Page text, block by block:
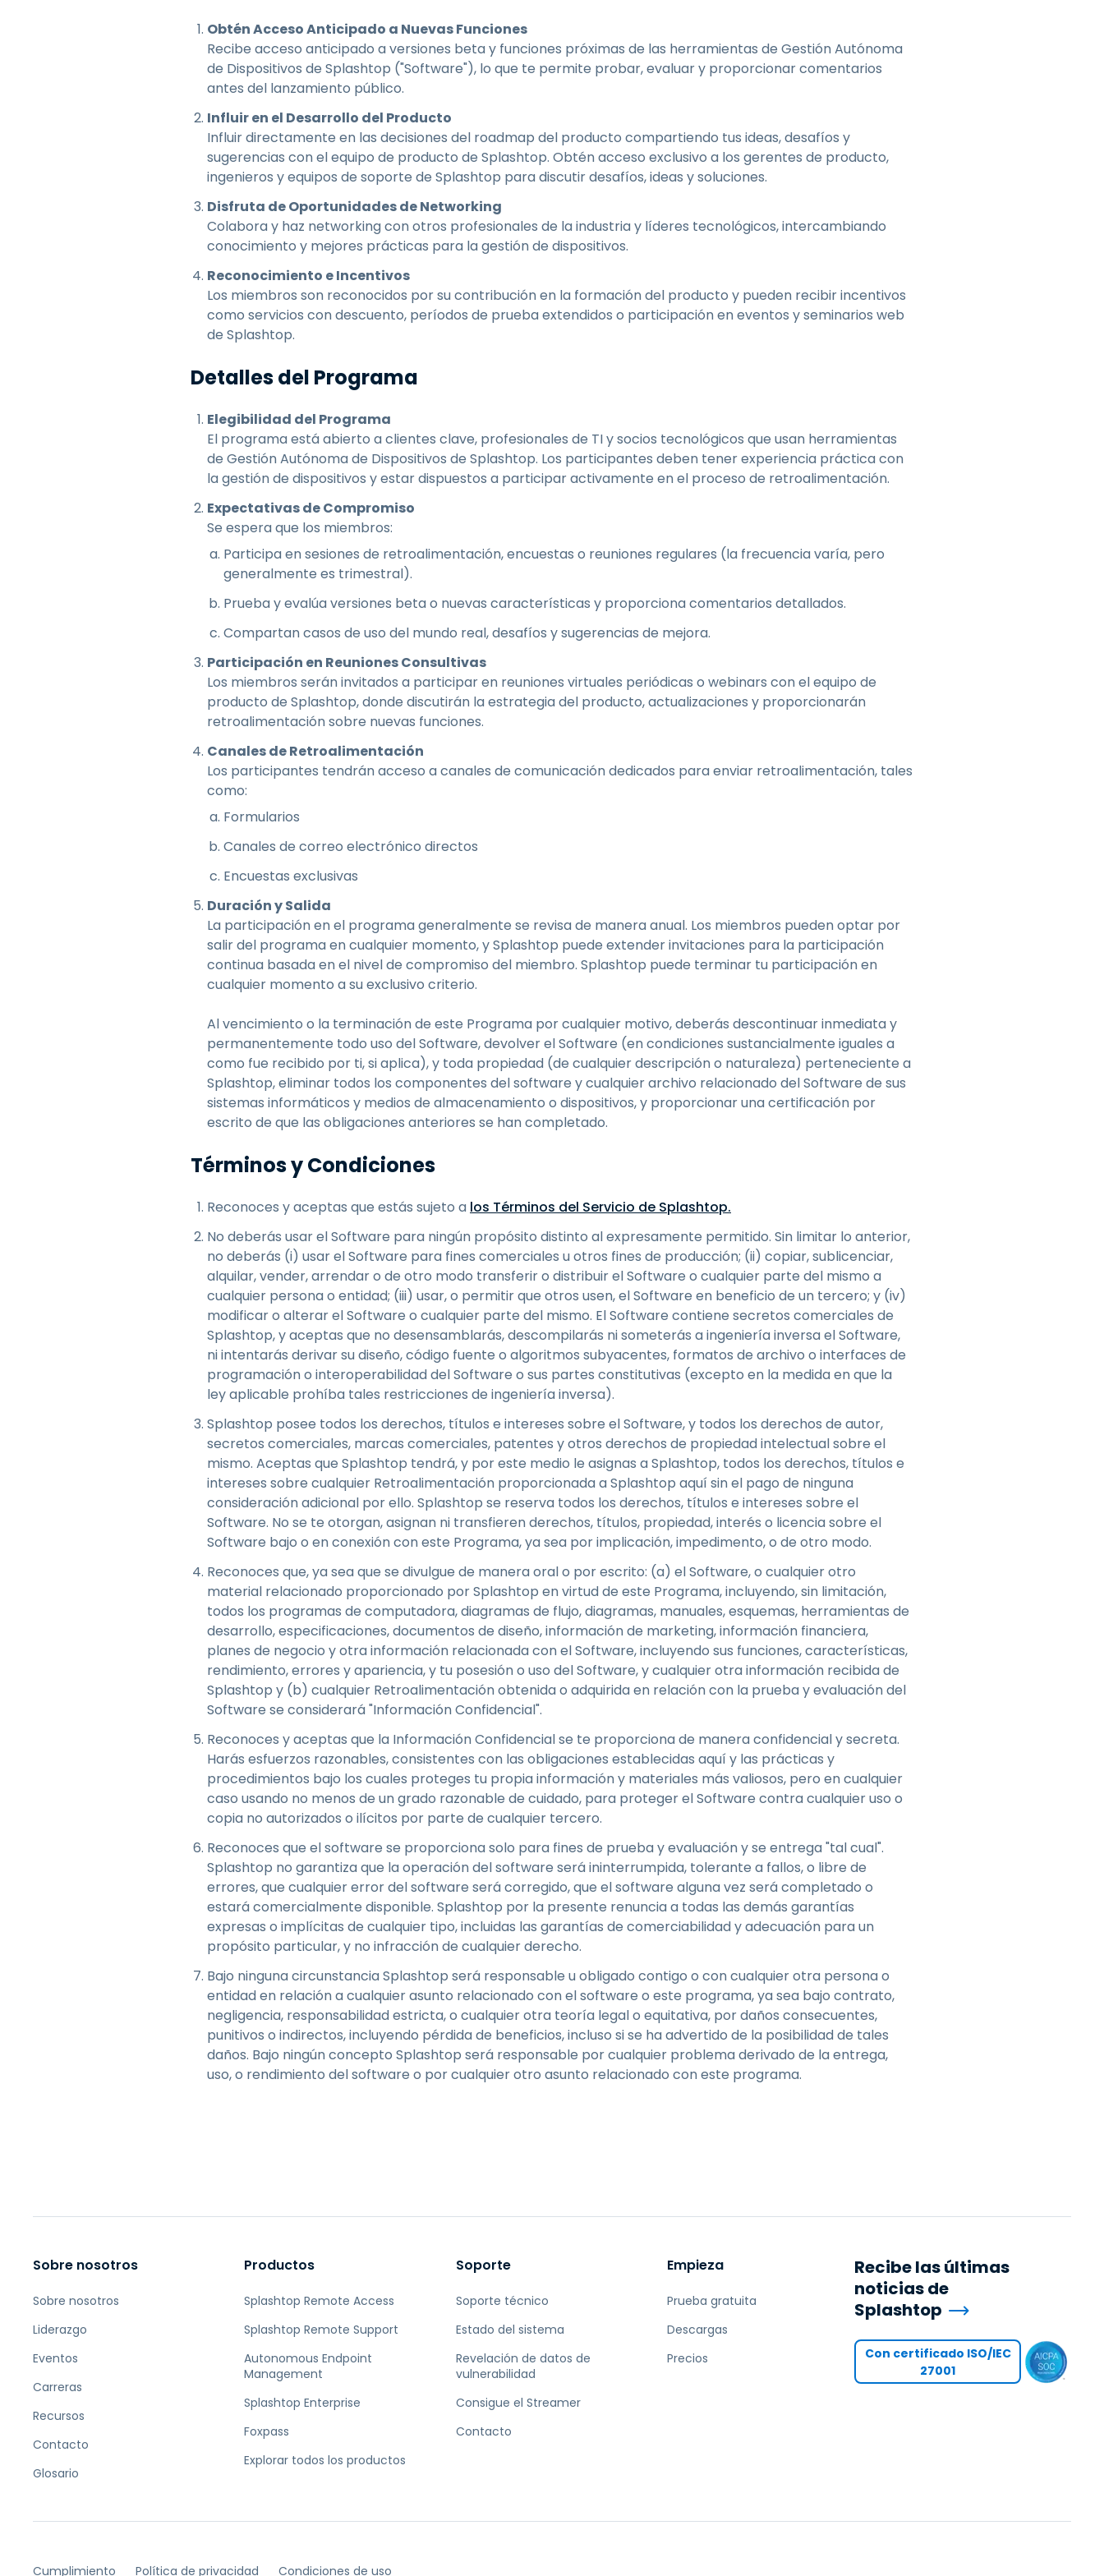
Acceso remoto a través
de RDP/SSH/VNC
Teletrabajar con Wacom
Seguridad del punto final
Explorar todas las
Explorar todos los
한국어
ภาษาไทย
Obtén Acceso Anticipado a Nuevas Funciones
Recibe acceso anticipado a versiones beta y funciones próximas de las herramientas de Gestión Autónoma
de Dispositivos de Splashtop ("Software"), lo que te permite probar, evaluar y proporcionar comentarios
antes del lanzamiento público.
Influir en el Desarrollo del Producto
Influir directamente en las decisiones del roadmap del producto compartiendo tus ideas, desafíos y
sugerencias con el equipo de producto de Splashtop. Obtén acceso exclusivo a los gerentes de producto,
ingenieros y equipos de soporte de Splashtop para discutir desafíos, ideas y soluciones.
Disfruta de Oportunidades de Networking
Colabora y haz networking con otros profesionales de la industria y líderes tecnológicos, intercambiando
conocimiento y mejores prácticas para la gestión de dispositivos.
Reconocimiento e Incentivos
Los miembros son reconocidos por su contribución en la formación del producto y pueden recibir incentivos
como servicios con descuento, períodos de prueba extendidos o participación en eventos y seminarios web
de Splashtop.
Detalles del Programa
Elegibilidad del Programa
El programa está abierto a clientes clave, profesionales de TI y socios tecnológicos que usan herramientas
de Gestión Autónoma de Dispositivos de Splashtop. Los participantes deben tener experiencia práctica con
la gestión de dispositivos y estar dispuestos a participar activamente en el proceso de retroalimentación.
Expectativas de Compromiso
Se espera que los miembros:
Participa en sesiones de retroalimentación, encuestas o reuniones regulares (la frecuencia varía, pero
generalmente es trimestral).
Prueba y evalúa versiones beta o nuevas características y proporciona comentarios detallados.
Compartan casos de uso del mundo real, desafíos y sugerencias de mejora.
Participación en Reuniones Consultivas
Los miembros serán invitados a participar en reuniones virtuales periódicas o webinars con el equipo de
producto de Splashtop, donde discutirán la estrategia del producto, actualizaciones y proporcionarán
retroalimentación sobre nuevas funciones.
Canales de Retroalimentación
Los participantes tendrán acceso a canales de comunicación dedicados para enviar retroalimentación, tales
como:
Formularios
Canales de correo electrónico directos
Encuestas exclusivas
Duración y Salida
La participación en el programa generalmente se revisa de manera anual. Los miembros pueden optar por
salir del programa en cualquier momento, y Splashtop puede extender invitaciones para la participación
continua basada en el nivel de compromiso del miembro. Splashtop puede terminar tu participación en
cualquier momento a su exclusivo criterio.
Al vencimiento o la terminación de este Programa por cualquier motivo, deberás descontinuar inmediata y
permanentemente todo uso del Software, devolver el Software (en condiciones sustancialmente iguales a
como fue recibido por ti, si aplica), y toda propiedad (de cualquier descripción o naturaleza) perteneciente a
Splashtop, eliminar todos los componentes del software y cualquier archivo relacionado del Software de sus
sistemas informáticos y medios de almacenamiento o dispositivos, y proporcionar una certificación por
escrito de que las obligaciones anteriores se han completado.
Términos y Condiciones
Reconoces y aceptas que estás sujeto a los Términos del Servicio de Splashtop.
No deberás usar el Software para ningún propósito distinto al expresamente permitido. Sin limitar lo anterior,
no deberás (i) usar el Software para fines comerciales u otros fines de producción; (ii) copiar, sublicenciar,
alquilar, vender, arrendar o de otro modo transferir o distribuir el Software o cualquier parte del mismo a
cualquier persona o entidad; (iii) usar, o permitir que otros usen, el Software en beneficio de un tercero; y (iv)
modificar o alterar el Software o cualquier parte del mismo. El Software contiene secretos comerciales de
Splashtop, y aceptas que no desensamblarás, descompilarás ni someterás a ingeniería inversa el Software,
ni intentarás derivar su diseño, código fuente o algoritmos subyacentes, formatos de archivo o interfaces de
programación o interoperabilidad del Software o sus partes constitutivas (excepto en la medida en que la
ley aplicable prohíba tales restricciones de ingeniería inversa).
Splashtop posee todos los derechos, títulos e intereses sobre el Software, y todos los derechos de autor,
secretos comerciales, marcas comerciales, patentes y otros derechos de propiedad intelectual sobre el
mismo. Aceptas que Splashtop tendrá, y por este medio le asignas a Splashtop, todos los derechos, títulos e
intereses sobre cualquier Retroalimentación proporcionada a Splashtop aquí sin el pago de ninguna
consideración adicional por ello. Splashtop se reserva todos los derechos, títulos e intereses sobre el
Software. No se te otorgan, asignan ni transfieren derechos, títulos, propiedad, interés o licencia sobre el
Software bajo o en conexión con este Programa, ya sea por implicación, impedimento, o de otro modo.
Reconoces que, ya sea que se divulgue de manera oral o por escrito: (a) el Software, o cualquier otro
material relacionado proporcionado por Splashtop en virtud de este Programa, incluyendo, sin limitación,
todos los programas de computadora, diagramas de flujo, diagramas, manuales, esquemas, herramientas de
desarrollo, especificaciones, documentos de diseño, información de marketing, información financiera,
planes de negocio y otra información relacionada con el Software, incluyendo sus funciones, características,
rendimiento, errores y apariencia, y tu posesión o uso del Software, y cualquier otra información recibida de
Splashtop y (b) cualquier Retroalimentación obtenida o adquirida en relación con la prueba y evaluación del
Software se considerará "Información Confidencial".
Reconoces y aceptas que la Información Confidencial se te proporciona de manera confidencial y secreta.
Harás esfuerzos razonables, consistentes con las obligaciones establecidas aquí y las prácticas y
procedimientos bajo los cuales proteges tu propia información y materiales más valiosos, pero en cualquier
caso usando no menos de un grado razonable de cuidado, para proteger el Software contra cualquier uso o
copia no autorizados o ilícitos por parte de cualquier tercero.
Reconoces que el software se proporciona solo para fines de prueba y evaluación y se entrega "tal cual".
Splashtop no garantiza que la operación del software será ininterrumpida, tolerante a fallos, o libre de
errores, que cualquier error del software será corregido, que el software alguna vez será completado o
estará comercialmente disponible. Splashtop por la presente renuncia a todas las demás garantías
expresas o implícitas de cualquier tipo, incluidas las garantías de comerciabilidad y adecuación para un
propósito particular, y no infracción de cualquier derecho.
Bajo ninguna circunstancia Splashtop será responsable u obligado contigo o con cualquier otra persona o
entidad en relación a cualquier asunto relacionado con el software o este programa, ya sea bajo contrato,
negligencia, responsabilidad estricta, o cualquier otra teoría legal o equitativa, por daños consecuentes,
punitivos o indirectos, incluyendo pérdida de beneficios, incluso si se ha advertido de la posibilidad de tales
daños. Bajo ningún concepto Splashtop será responsable por cualquier problema derivado de la entrega,
uso, o rendimiento del software o por cualquier otro asunto relacionado con este programa.
Sobre nosotros
Sobre nosotros
Liderazgo
Eventos
Carreras
Recursos
Contacto
Glosario
Productos
Splashtop Remote Access
Splashtop Remote Support
Autonomous Endpoint
Management
Splashtop Enterprise
Foxpass
Explorar todos los productos
Soporte
Soporte técnico
Estado del sistema
Revelación de datos de
vulnerabilidad
Consigue el Streamer
Contacto
Empieza
Prueba gratuita
Descargas
Precios
Recibe las últimas
noticias de
Splashtop
Con certificado ISO/IEC
27001
Cumplimiento Política de privacidad Condiciones de uso